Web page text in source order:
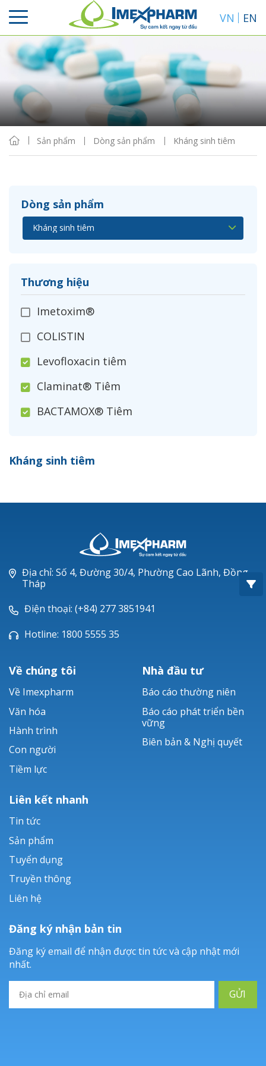
VN EN
Sản phẩm Dòng sản phẩm Kháng sinh tiêm
Dòng sản phẩm
Thương hiệu
Imetoxim®
COLISTIN
Levofloxacin tiêm
Claminat® Tiêm
BACTAMOX® Tiêm
Ceftizoxim®
Piperacillin
Ticarlinat®
Zobacta®
Bacsulfo®
Kháng sinh tiêm
Sắp xếp
Hiển thị
Địa chỉ: Số 4, Đường 30/4, Phường Cao Lãnh, Đồng
Tháp
Điện thoại: (+84) 277 3851941
Hotline: 1800 5555 35
Về chúng tôi
Về Imexpharm
Văn hóa
Hành trình
Con người
Tiềm lực
Nhà đầu tư
Báo cáo thường niên
Báo cáo phát triển bền
vững
Biên bản & Nghị quyết
Liên kết nhanh
Tin tức
Sản phẩm
Tuyển dụng
Truyền thông
Liên hệ
Đăng ký nhận bản tin
Đăng ký email để nhận được tin tức và cập nhật mới
nhất.
GỬI